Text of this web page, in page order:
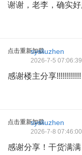
谢谢，老李，确实好
点击重新加载sysliuzhen
2026-7-5 07:06:39
感谢楼主分享!!!!!!!!!!!!
点击重新加载sysliuzhen
2026-7-8 07:46:00
感谢分享！干货满满